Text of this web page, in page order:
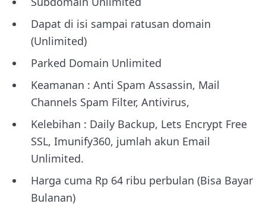
Dapat di isi sampai ratusan domain
(Unlimited)
Parked Domain Unlimited
Keamanan : Anti Spam Assassin, Mail
Channels Spam Filter, Antivirus,
Kelebihan : Daily Backup, Lets Encrypt Free
SSL, Imunify360, jumlah akun Email
Unlimited.
Harga cuma Rp 64 ribu perbulan (Bisa Bayar
Bulanan)